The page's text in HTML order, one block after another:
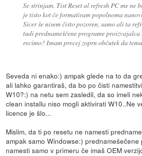
Se strinjam. Tist Reset al refresh PC me ne
je tisto kot če formatiram popolnoma
Sicer še nisem čisto pozoren, samo ali ta
tudi prednameščene programe
recimo? Imam precej zoprn občutek da
Seveda ni enako:) ampak glede na to da
ali lahko garantiraš, da bo po čisti
W10?:) na netu sem zasledil, da so imeli
clean installu niso mogli aktivirati W10..Ne
licence je šlo...
Mislim, da ti po resetu ne namesti
ampak samo Windowse:) prednamešečene
namesti samo v primeru če imaš OEM